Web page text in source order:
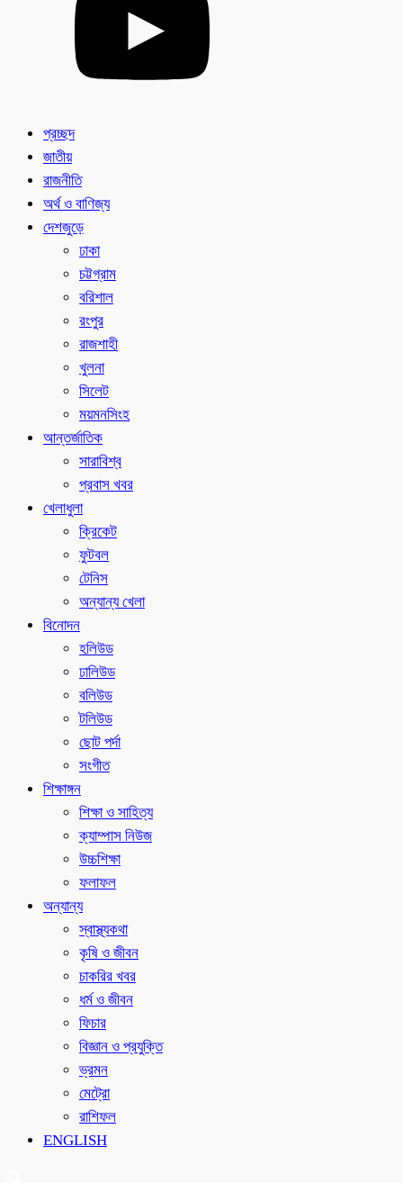
প্রচ্ছদ
জাতীয়
রাজনীতি
অর্থ ও বাণিজ্য
দেশজুড়ে
ঢাকা
চট্টগ্রাম
বরিশাল
রংপুর
রাজশাহী
খুলনা
সিলেট
ময়মনসিংহ
আন্তর্জাতিক
সারাবিশ্ব
প্রবাস খবর
খেলাধুলা
ক্রিকেট
ফুটবল
টেনিস
অন্যান্য খেলা
বিনোদন
হলিউড
ঢালিউড
বলিউড
টলিউড
ছোট পর্দা
সংগীত
শিক্ষাঙ্গন
শিক্ষা ও সাহিত্য
ক্যাম্পাস নিউজ
উচ্চশিক্ষা
ফলাফল
অন্যান্য
স্বাস্থ্যকথা
কৃষি ও জীবন
চাকরির খবর
ধর্ম ও জীবন
ফিচার
বিজ্ঞান ও প্রযুক্তি
ভ্রমন
মেট্রো
রাশিফল
ENGLISH